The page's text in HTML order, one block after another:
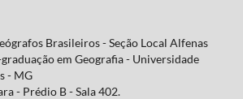
Brasileiros - Seção Local Alfenas
em Geografia - Universidade
- MG
- Prédio B - Sala 402.